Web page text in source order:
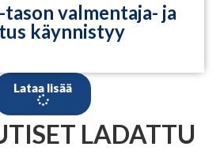
valmentaja- ja
käynnistyy
Lataa lisää
LADATTU